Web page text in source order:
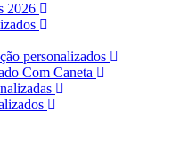
2026
personalizados
Com Caneta